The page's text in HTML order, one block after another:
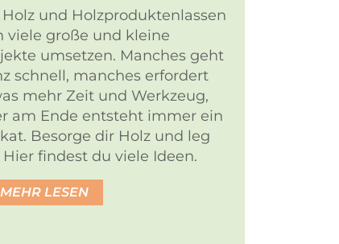
und Holzproduktenlassen
viele große und kleine
umsetzen. Manches geht
schnell, manches erfordert
mehr Zeit und Werkzeug,
am Ende entsteht immer ein
Besorge dir Holz und leg
Hier findest du viele Ideen.
MEHR LESEN